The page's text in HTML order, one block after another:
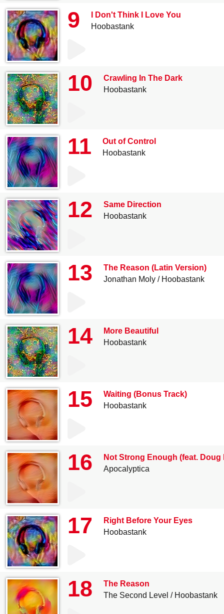
9
I Don't Think I Love You
Hoobastank
10
Crawling In The Dark
Hoobastank
11
Out of Control
Hoobastank
12
Same Direction
Hoobastank
13
The Reason (Latin Version)
Jonathan Moly
Hoobastank
14
More Beautiful
Hoobastank
15
Waiting (Bonus Track)
Hoobastank
16
Not Strong Enough (feat.
Apocalyptica
17
Right Before Your Eyes
Hoobastank
18
The Reason
The Second Level
Hoobastank